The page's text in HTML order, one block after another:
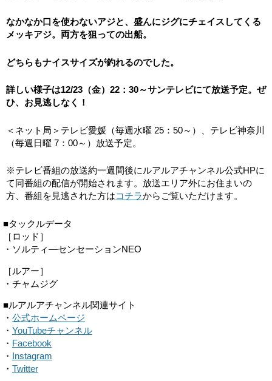
なかなか口を使わないアジと、 盛んにジグにチェイスしてくる
メッキアジ。両方を狙っての出船。
どちらもナイスサイズが釣れるのでした。
詳しい様子は12/23（金）22：30～サンテレビにて放送予定。ぜ
ひ、お見逃しなく！
＜ネット局＞テレビ愛媛（毎週水曜 25：50～）、テレビ神奈川
（毎週日曜 7：00～）放送予定。
※テレビ番組の放送約一週間後にルアルアチャンネル公式HPに
て同番組の配信が開始されます。放送エリア外にお住まいの
方、番組を見逃された方はコチラからご覧いただけます。
■タックルデータ
［ロッド］
・ソルティ―センセーションNEO
［ルアー］
・チャムジグ
■ルアルアチャンネル関連サイト
・ 公式ホームページ
・ YouTubeチャンネル
・ Facebook
・
Instagram
・ Twitter